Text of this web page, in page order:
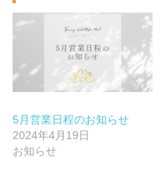
5月営業日程のお知らせ
2024年4月19日
お知らせ